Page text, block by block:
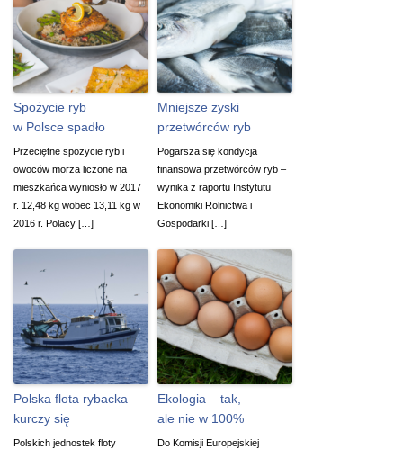
Spożycie ryb
w Polsce spadło
Przeciętne spożycie ryb i
owoców morza liczone na
mieszkańca wyniosło w 2017
r. 12,48 kg wobec 13,11 kg w
2016 r. Polacy […]
Mniejsze zyski
przetwórców ryb
Pogarsza się kondycja
finansowa przetwórców ryb –
wynika z raportu Instytutu
Ekonomiki Rolnictwa i
Gospodarki […]
Polska flota rybacka
kurczy się
Polskich jednostek floty
Ekologia – tak,
ale nie w 100%
Do Komisji Europejskiej